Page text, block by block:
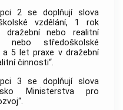
2 se doplňují slova
vzdělání, 1 rok
dražební nebo realitní
nebo středoškolské
a 5 let praxe v dražební
činnosti“.
3 se doplňují slova
Ministerstva pro